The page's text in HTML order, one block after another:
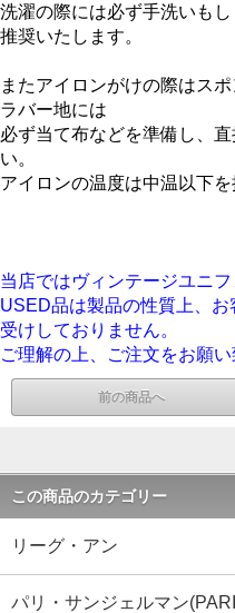
洗濯の際には必ず手洗いも
推奨いたします。
またアイロンがけの際はス
ラバー地には
必ず当て布などを準備し、
い。
アイロンの温度は中温以下を
当店ではヴィンテージユニ
USED品は製品の性質上、
受けしておりません。
ご理解の上、ご注文をお願い
前の商品へ
この商品のカテゴリー
リーグ・アン
パリ・サンジェルマン